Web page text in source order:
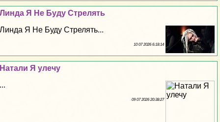
Линда Я Не Буду Стрелять
Линда Я Не Буду Стрелять...
10 07 2026 6:18:14
Натали Я улечу
...
09 07 2026 20:38:27